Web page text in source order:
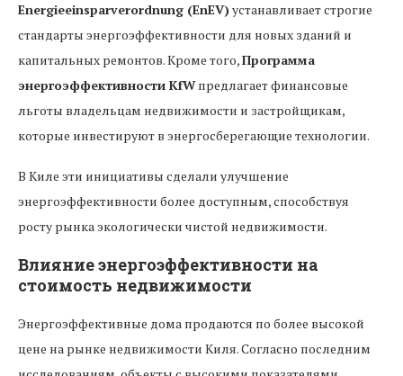
Energieeinsparverordnung (EnEV)устанавливает строгие
стандарты энергоэффективности для новых зданий и
капитальных ремонтов. Кроме того,Программа
энергоэффективности KfWпредлагает финансовые
льготы владельцам недвижимости и застройщикам,
которые инвестируют в энергосберегающие технологии.
В Киле эти инициативы сделали улучшение
энергоэффективности более доступным, способствуя
росту рынка экологически чистой недвижимости.
Влияние энергоэффективности на
стоимость недвижимости
Энергоэффективные дома продаются по более высокой
цене на рынке недвижимости Киля. Согласно последним